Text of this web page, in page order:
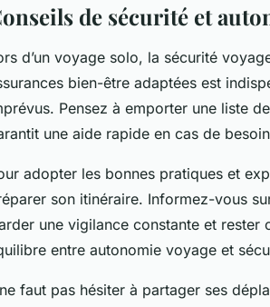
de sécurité et
d’un voyage solo, la sécurité
bien-être adaptées est
Pensez à emporter une liste
une aide rapide en cas de
adopter les bonnes pratiques et
son itinéraire. Informez-vous
une vigilance constante et
entre autonomie voyage et
faut pas hésiter à partager ses